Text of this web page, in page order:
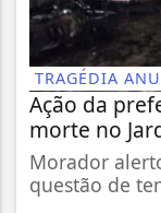
TRAGÉDIA
Ação da
morte no
Morador
questão de